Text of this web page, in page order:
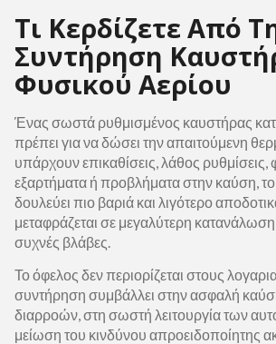
Τι Κερδίζετε Από
Συντήρηση
Φυσικού Αερίου
Ένας σωστά ρυθμισμένος καυστήρας
πρέπει για να δώσει την απαιτούμενη
υπάρχουν επικαθίσεις, λάθος
εξαρτήματα ή προβλήματα στην καύση,
δουλεύει πιο βαριά και λιγότερο
μεταφράζεται σε μεγαλύτερη κατανάλωση
συχνές βλάβες.
Το όφελος δεν περιορίζεται στους
συντήρηση συμβάλλει στην ασφαλή
διαρροών, στη σωστή λειτουργία των
μείωση του κινδύνου απροειδοποίητης